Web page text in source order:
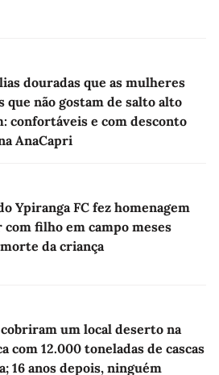
douradas que as mulheres
que não gostam de salto alto
confortáveis e com desconto
AnaCapri
Ypiranga FC fez homenagem
com filho em campo meses
da criança
cobriram um local deserto na
com 12.000 toneladas de cascas
16 anos depois, ninguém